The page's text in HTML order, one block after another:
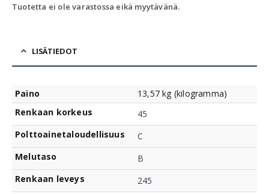
Tuotetta ei ole varastossa eikä myytävänä.
LISÄTIEDOT
Paino
13,57 kg (kilogramma)
Renkaan korkeus
45
Polttoainetaloudellisuus
C
Melutaso
B
Renkaan leveys
245